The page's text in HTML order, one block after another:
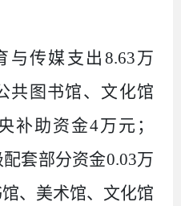
与传媒支出 8.63万
共图书馆、文化馆
补助资金4万元；
套部分资金0.03万
、美术馆、文化馆